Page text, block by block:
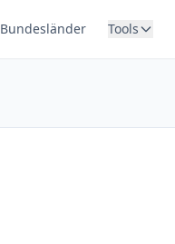
Bundesländer Tools